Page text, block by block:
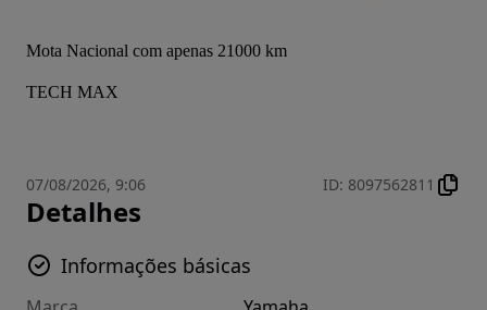
Mota Nacional com apenas 21000 km
TECH MAX
07/08/2026, 9:06 ID: 8097562811
Detalhes
Informações básicas